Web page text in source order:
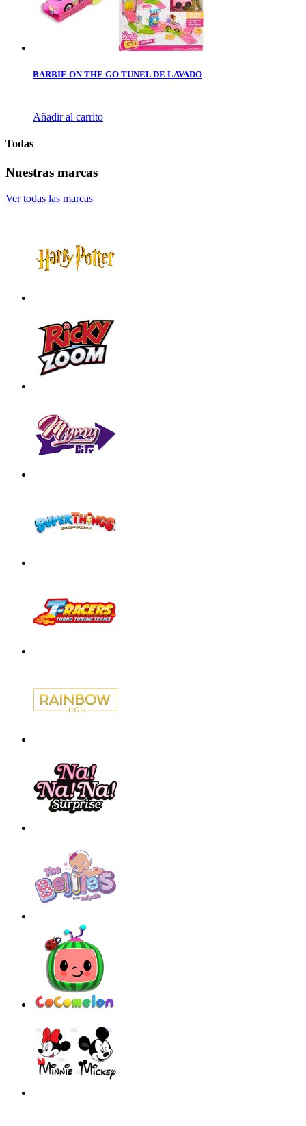
BARBIE ON THE GO TUNEL DE LAVADO
Añadir al carrito
Todas
Nuestras marcas
Ver todas las marcas